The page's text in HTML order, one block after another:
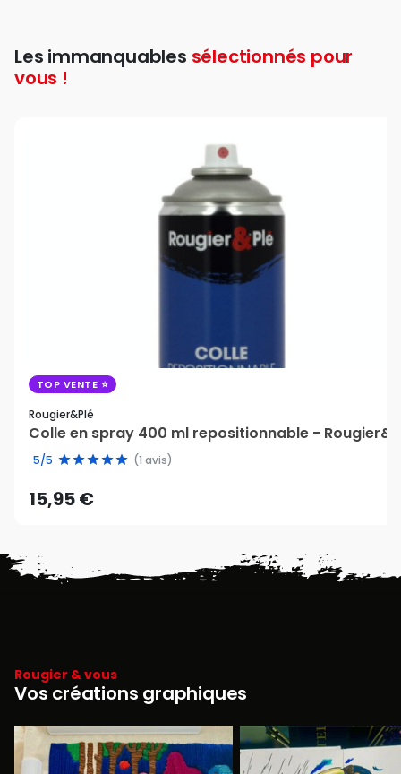
Les immanquables sélectionnés pour
vous !
TOP VENTE
Rougier&plé
Colle en spray 400 ml repositionnable -
5/5 (1 avis)
15,95 €
Rougier & vous
Vos créations graphiques